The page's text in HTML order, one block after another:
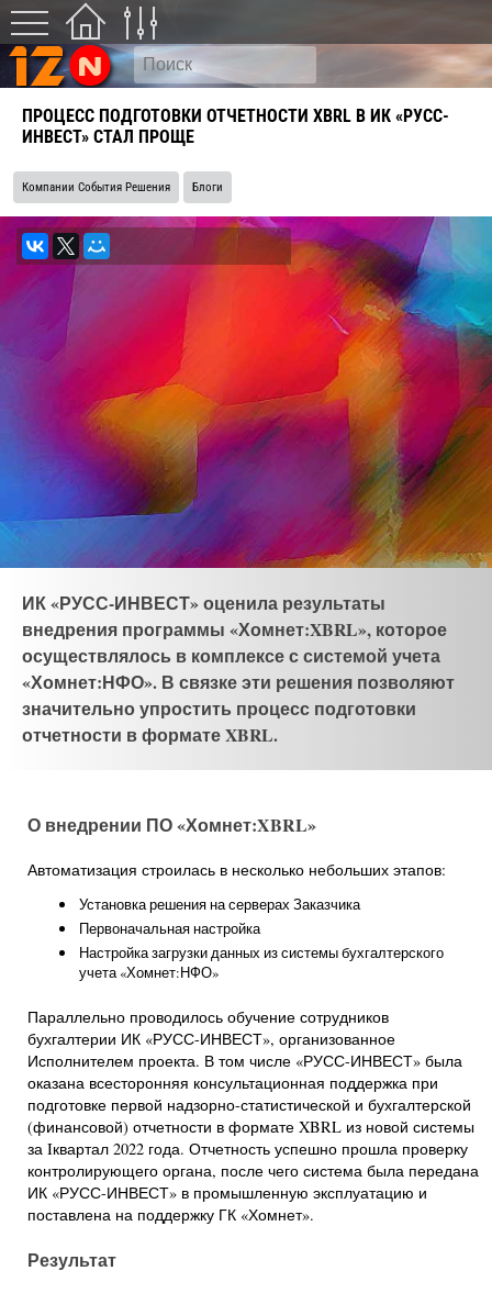
ПРОЦЕСС ПОДГОТОВКИ ОТЧЕТНОСТИ XBRL В ИК «РУСС-
ИНВЕСТ» СТАЛ ПРОЩЕ
Компании События Решения Блоги
ИК «РУСС-ИНВЕСТ» оценила результаты
внедрения программы «Хомнет:XBRL», которое
осуществлялось в комплексе с системой учета
«Хомнет:НФО». В связке эти решения позволяют
значительно упростить процесс подготовки
отчетности в формате XBRL.
О внедрении ПО «Хомнет:XBRL»
Автоматизация строилась в несколько небольших этапов:
Установка решения на серверах Заказчика
Первоначальная настройка
Настройка загрузки данных из системы бухгалтерского
учета «Хомнет:НФО»
Параллельно проводилось обучение сотрудников
бухгалтерии ИК «РУСС-ИНВЕСТ», организованное
Исполнителем проекта. В том числе «РУСС-ИНВЕСТ» была
оказана всесторонняя консультационная поддержка при
подготовке первой надзорно-статистической и бухгалтерской
(финансовой) отчетности в формате XBRL из новой системы
за Iквартал 2022 года. Отчетность успешно прошла проверку
контролирующего органа, после чего система была передана
ИК «РУСС-ИНВЕСТ» в промышленную эксплуатацию и
поставлена на поддержку ГК «Хомнет».
Результат